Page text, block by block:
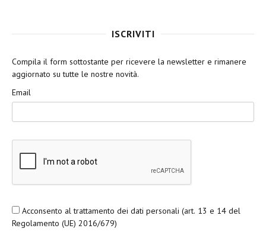
ISCRIVITI
Compila il form sottostante per ricevere la newsletter e rimanere
aggiornato su tutte le nostre novità.
Email
Acconsento al trattamento dei dati personali (art. 13 e 14 del
Regolamento (UE) 2016/679)